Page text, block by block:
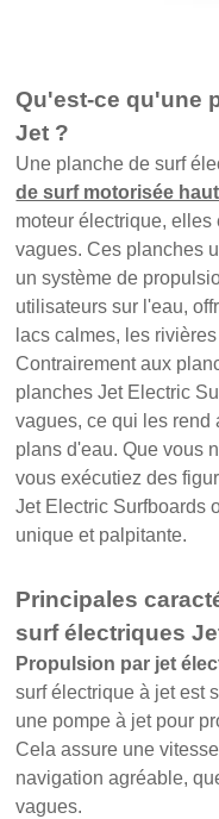
Qu'est-ce qu'une
Jet ?
Une planche de surf
de surf motorisée
moteur électrique,
vagues. Ces planches
un système de
utilisateurs sur l'eau,
lacs calmes, les
Contrairement aux
planches Jet Electric
vagues, ce qui les rend
plans d'eau. Que vous
vous exécutiez des
Jet Electric Surfboards
unique et palpitante.
Principales
surf électriques
Propulsion par jet
surf électrique à jet est
une pompe à jet pour
Cela assure une
navigation agréable,
vagues.